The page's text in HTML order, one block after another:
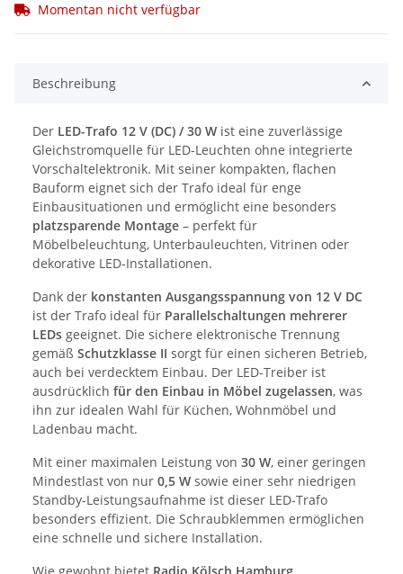
Momentan nicht verfügbar
Beschreibung
Der LED-Trafo 12 V (DC) / 30 W ist eine zuverlässige
Gleichstromquelle für LED-Leuchten ohne integrierte
Vorschaltelektronik. Mit seiner kompakten, flachen
Bauform eignet sich der Trafo ideal für enge
Einbausituationen und ermöglicht eine besonders
platzsparende Montage – perfekt für
Möbelbeleuchtung, Unterbauleuchten, Vitrinen oder
dekorative LED-Installationen.
Dank der konstanten Ausgangsspannung von 12 V DC
ist der Trafo ideal für Parallelschaltungen mehrerer
LEDs geeignet. Die sichere elektronische Trennung
gemäß Schutzklasse II sorgt für einen sicheren Betrieb,
auch bei verdecktem Einbau. Der LED-Treiber ist
ausdrücklich für den Einbau in Möbel zugelassen, was
ihn zur idealen Wahl für Küchen, Wohnmöbel und
Ladenbau macht.
Mit einer maximalen Leistung von 30 W, einer geringen
Mindestlast von nur 0,5 W sowie einer sehr niedrigen
Standby-Leistungsaufnahme ist dieser LED-Trafo
besonders effizient. Die Schraubklemmen ermöglichen
eine schnelle und sichere Installation.